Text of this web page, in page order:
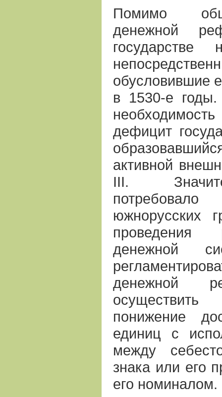
Помимо
денежной
государстве
обусловившие
в 1530-е
дефицит
активной
III.
южнорусских
проведения
денежной
денежной
понижение
единиц с
между
знака или его
его номиналом.